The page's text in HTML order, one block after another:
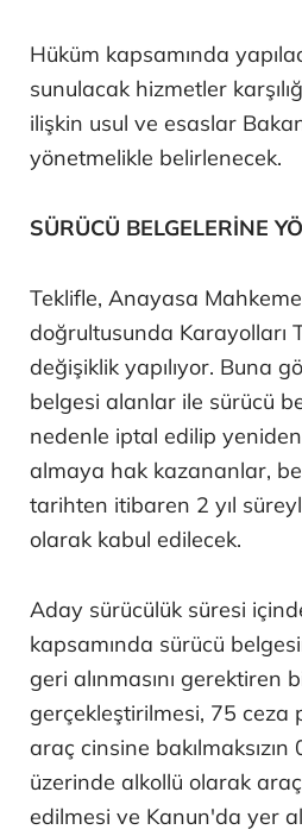
Hüküm kapsamında
sunulacak hizmetler
ilişkin usul ve esaslar
yönetmelikle belirlenecek.
SÜRÜCÜ BELGELERİNE
Teklifle, Anayasa
doğrultusunda Karayolları
değişiklik yapılıyor. Buna
belgesi alanlar ile sürücü
nedenle iptal edilip
almaya hak kazananlar,
tarihten itibaren 2 yıl
olarak kabul edilecek.
Aday sürücülük süresi
kapsamında sürücü
geri alınmasını gerektiren
gerçekleştirilmesi, 75 ceza
araç cinsine
üzerinde alkollü olarak araç
edilmesi ve Kanun'da yer